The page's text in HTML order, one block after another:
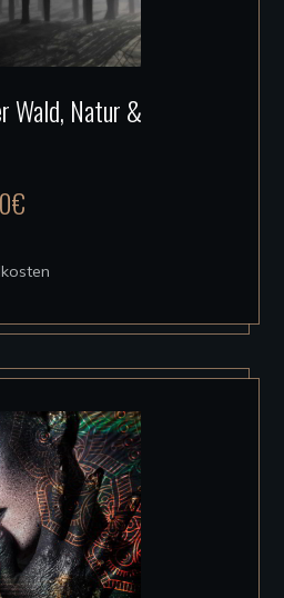
Produkt
Die
auf
der
Produktseite
gewählt
werden
Wald, Natur &
€